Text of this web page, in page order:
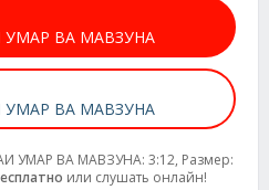
УМАР ВА МАВЗУНА
УМАР ВА МАВЗУНА
УМАР ВА МАВЗУНА: 3:12, Размер:
или слушать онлайн!